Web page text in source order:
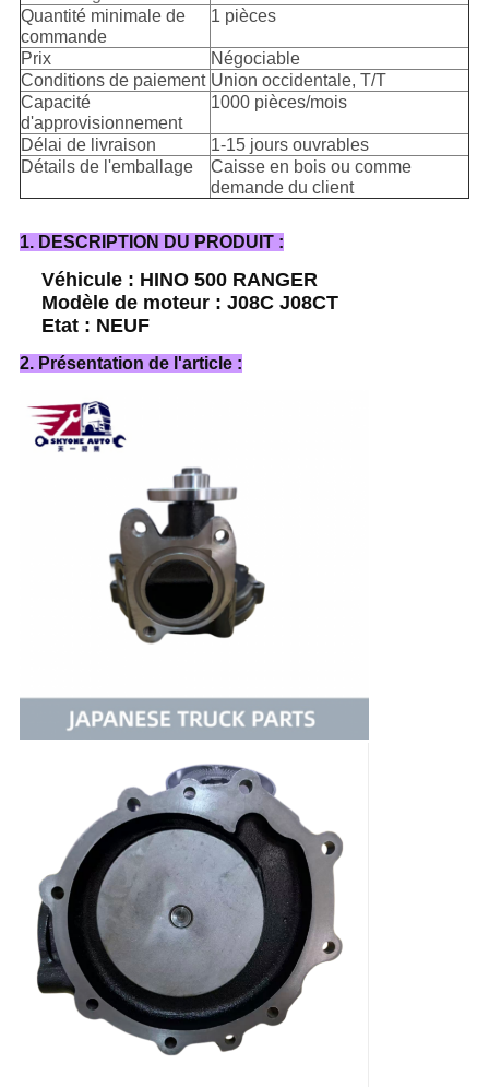
Quantité minimale de
commande
1 pièces
Prix
Négociable
Conditions de paiement Union occidentale, T/T
Capacité
d'approvisionnement
1000 pièces/mois
Délai de livraison
1-15 jours ouvrables
Détails de l'emballage
Caisse en bois ou comme
demande du client
1. DESCRIPTION DU PRODUIT :
Véhicule : HINO 500 RANGER
Modèle de moteur : J08C J08CT
Etat : NEUF
2. Présentation de l'article :